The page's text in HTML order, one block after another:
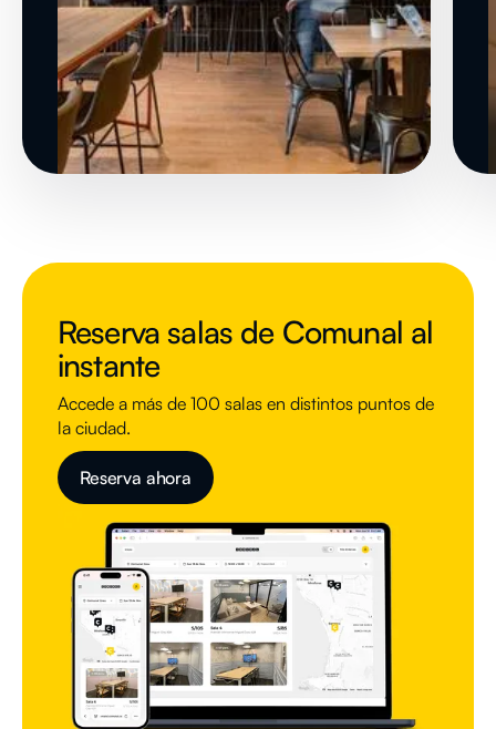
Reserva salas de Comunal al
instante
Accede a más de 100 salas en distintos puntos de
la ciudad.
Reserva ahora